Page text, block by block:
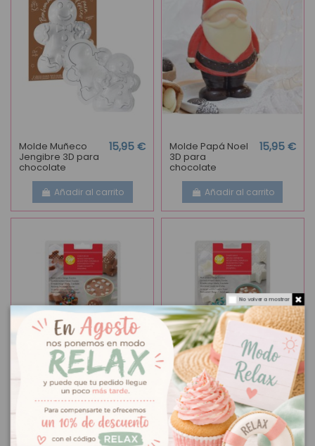
Molde Muñeco
Jengibre 3D para
chocolate
15,95 €
Añadir al carrito
Molde Papá Noel
3D para
chocolate
15,95 €
Añadir al carrito
Molde Muñecos de
Jengibre 3D para
chocolate caliente
4,50 € Molde Copos de
Nieve 3D para
chocolate caliente
4,50 €
No volver a mostrar